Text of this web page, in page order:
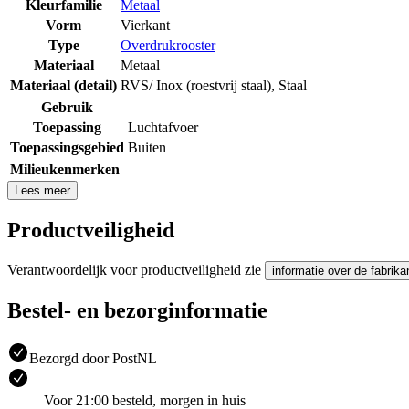
Kleurfamilie
Metaal
Vorm
Vierkant
Type
Overdrukrooster
Materiaal
Metaal
Materiaal (detail) RVS/ Inox (roestvrij staal), Staal
Gebruik
Toepassing
Luchtafvoer
Toepassingsgebied Buiten
Milieukenmerken
Lees meer
Productveiligheid
Verantwoordelijk voor productveiligheid zie informatie over de
Bestel- en bezorginformatie
Bezorgd door PostNL
Voor 21:00 besteld, morgen in huis